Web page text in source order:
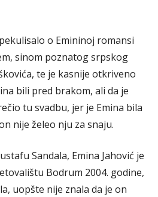
o Emininoj romansi
sinom poznatog srpskog
te je kasnije otkriveno
bili pred brakom, ali da je
tu svadbu, jer je Emina bila
nije želeo nju za snaju.
Sandala, Emina Jahović je
Bodrum 2004. godine,
uopšte nije znala da je on